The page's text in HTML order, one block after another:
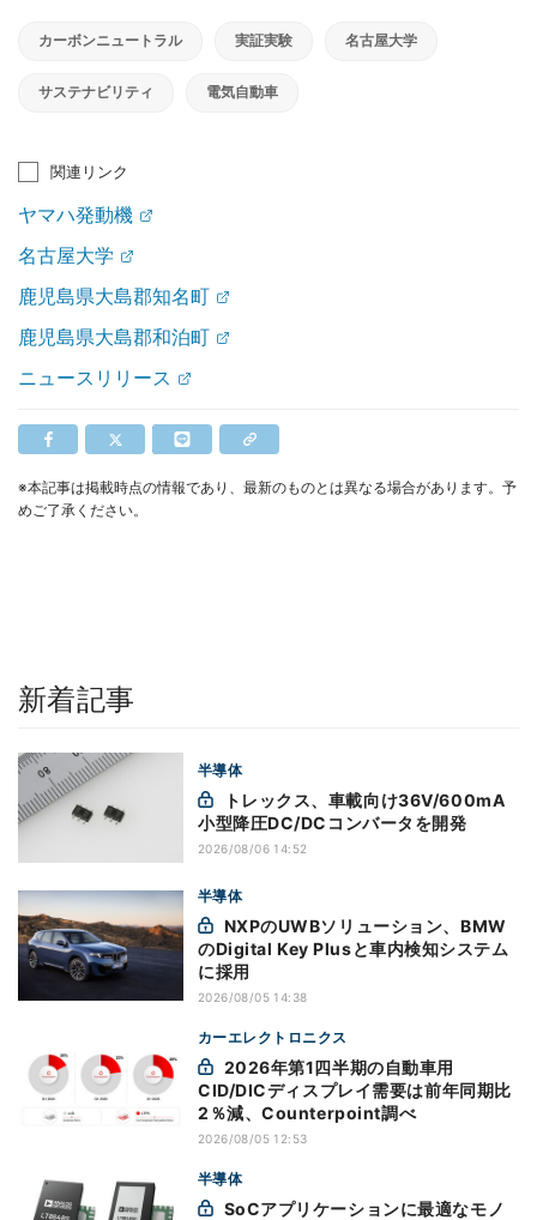
カーボンニュートラル 実証実験 名古屋大学
サステナビリティ 電気自動車
関連リンク
ヤマハ発動機
名古屋大学
鹿児島県大島郡知名町
鹿児島県大島郡和泊町
ニュースリリース
※本記事は掲載時点の情報であり、最新のものとは異なる場合があります。予
めご了承ください。
新着記事
半導体
小型降圧DC/DCコンバータを開発
2026/08/06 14:52
半導体
のDigital Key Plusと車内検知システム
に採用
2026/08/05 14:38
カーエレクトロニクス
CID/DICディスプレイ需要は前年同期比
2％減、Counterpoint調べ
2026/08/05 12:53
半導体